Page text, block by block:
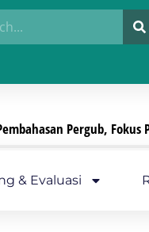
Pergub, Fokus
& Evaluasi